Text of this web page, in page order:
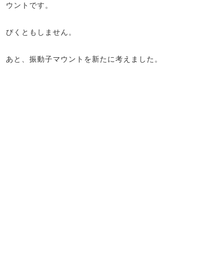
ウントです。
びくともしません。
あと、振動子マウントを新たに考えました。